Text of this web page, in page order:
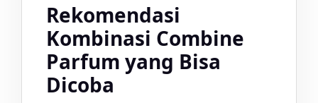
Rekomendasi
Kombinasi Combine
Parfum yang Bisa
Dicoba